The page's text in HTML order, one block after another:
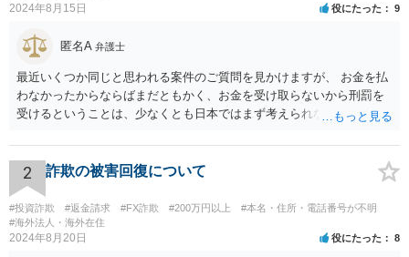
2024年8月15日 役にたった 9
匿名A 弁護士
最近いくつか同じと思われる案件のご質問を見かけますが、 お金を払
わなかったからならばまだともかく、お金を受け取らないから刑罰を
受けるということは、少なくとも日本ではまず考えられないように思
てみてください。
2 詐欺の被害回復について
#投資詐欺 #返金請求 #FX詐欺 #200万円以上
#本名・住所・電話番号が不明
#海外法人・海外在住
2024年8月20日 役にたった 8